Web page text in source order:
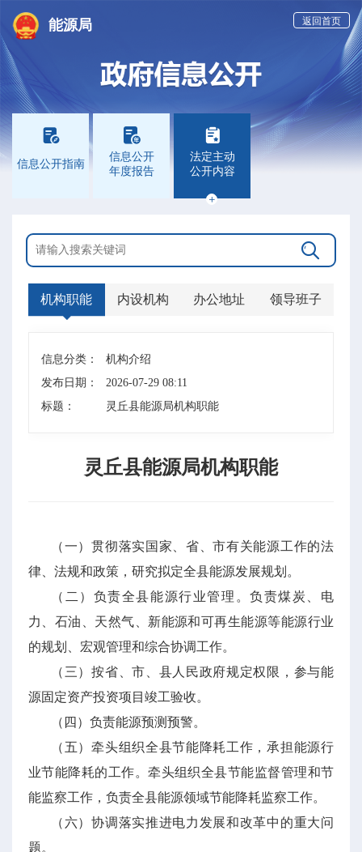
能源局 返回首页

信息公开指南

信息公开
年度报告

法定主动
公开内容


机构职能 内设机构 办公地址 领导班子
信息分类：
机构介绍
发布日期：
2026-07-29 08:11
标题：
灵丘县能源局机构职能
灵丘县能源局机构职能
（一）贯彻落实国家、省、市有关能源工作的法
律、法规和政策，研究拟定全县能源发展规划。
（二）负责全县能源行业管理。负责煤炭、电
力、石油、天然气、新能源和可再生能源等能源行业
的规划、宏观管理和综合协调工作。
（三）按省、市、县人民政府规定权限，参与能
源固定资产投资项目竣工验收。
（四）负责能源预测预警。
（五）牵头组织全县节能降耗工作，承担能源行
业节能降耗的工作。牵头组织全县节能监督管理和节
能监察工作，负责全县能源领域节能降耗监察工作。
（六）协调落实推进电力发展和改革中的重大问
题。